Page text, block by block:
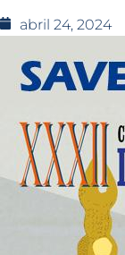
abril 24, 2024